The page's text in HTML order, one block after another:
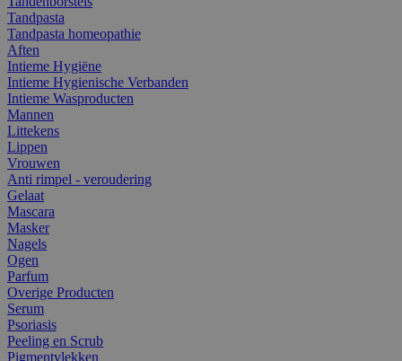
Tandpasta
Tandpasta homeopathie
Aften
Intieme Hygiëne
Intieme Hygienische Verbanden
Intieme Wasproducten
Mannen
Littekens
Lippen
Vrouwen
Anti rimpel - veroudering
Gelaat
Mascara
Masker
Nagels
Ogen
Parfum
Overige Producten
Serum
Psoriasis
Peeling en Scrub
Pigmentvlekken